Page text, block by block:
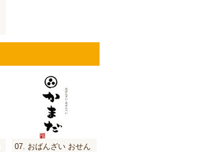
07. おばんざい おせん